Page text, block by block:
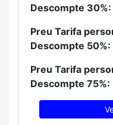
Descompte 30%:
Preu Tarifa
Descompte 50%:
Preu Tarifa
Descompte 75%: